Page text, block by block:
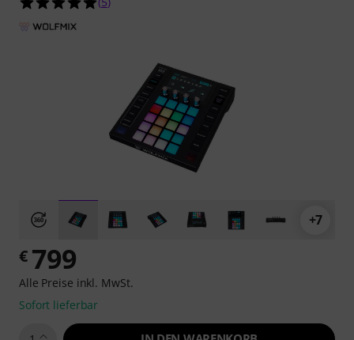
+7
€ 799
Alle Preise inkl. MwSt.
Sofort lieferbar